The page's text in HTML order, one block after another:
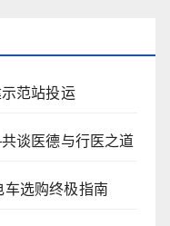
范站投运
谈医德与行医之道
选购终极指南